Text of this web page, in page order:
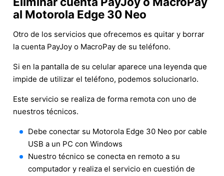
al Motorola Edge 30 Neo
Otro de los servicios que ofrecemos es quitar y borrar
la cuenta PayJoy o MacroPay de su teléfono.
Si en la pantalla de su celular aparece una leyenda que
impide de utilizar el teléfono, podemos solucionarlo.
Este servicio se realiza de forma remota con uno de
nuestros técnicos.
Debe conectar su Motorola Edge 30 Neo por cable
USB a un PC con Windows
Nuestro técnico se conecta en remoto a su
computador y realiza el servicio en cuestión de